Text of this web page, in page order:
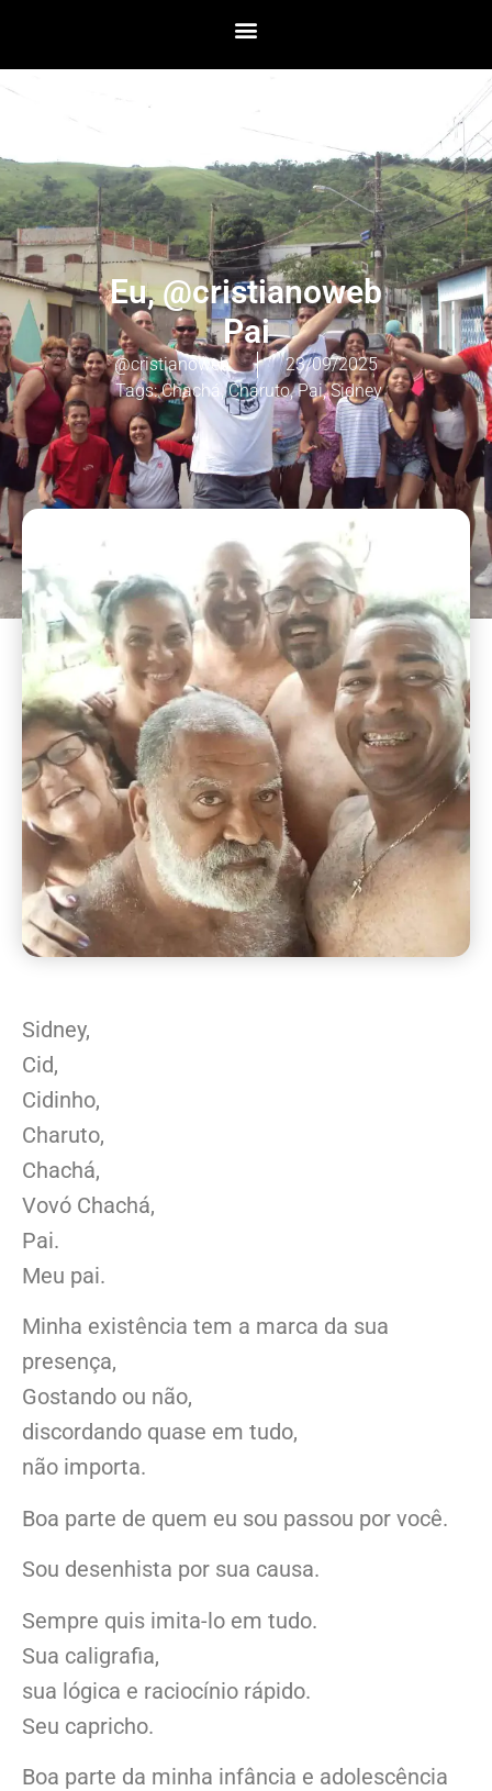
Eu, @cristianoweb
Pai
@cristianoweb
23/09/2025
Tags:Chachá,Charuto,Pai,Sidney
Sidney,
Cid,
Cidinho,
Charuto,
Chachá,
Vovó Chachá,
Pai.
Meu pai.
Minha existência tem a marca da sua
presença,
Gostando ou não,
discordando quase em tudo,
não importa.
Boa parte de quem eu sou passou por você.
Sou desenhista por sua causa.
Sempre quis imita-lo em tudo.
Sua caligrafia,
sua lógica e raciocínio rápido.
Seu capricho.
Boa parte da minha infância e adolescência